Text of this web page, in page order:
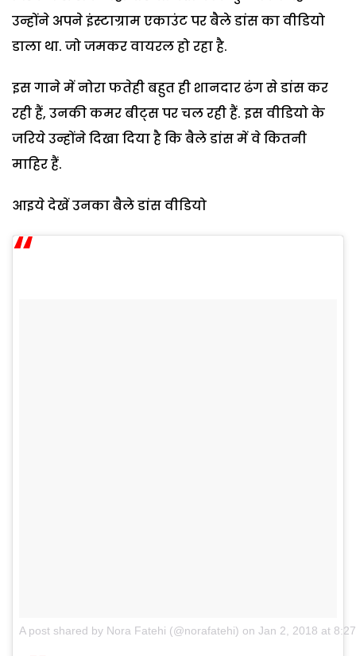
उन्होंने अपने इंस्टाग्राम एकाउंट पर बैले डांस का वीडियो
डाला था. जो जमकर वायरल हो रहा है.
इस गाने में नोरा फतेही बहुत ही शानदार ढंग से डांस कर
रही हैं, उनकी कमर बीट्स पर चल रही हैं. इस वीडियो के
जरिये उन्होंने दिखा दिया है कि बैले डांस में वे कितनी
माहिर हैं.
आइये देखें उनका बैले डांस वीडियो
A post shared by Nora Fatehi (@norafatehi) on Jan 2, 2018 at